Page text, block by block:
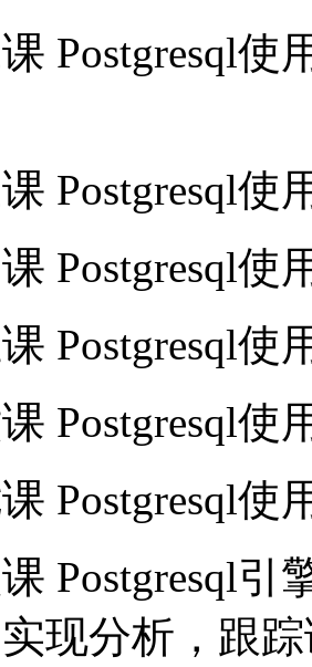
Postgresql
Postgresql
Postgresql
Postgresql
Postgresql使
Postgresql使
Postgresql
现分析，跟